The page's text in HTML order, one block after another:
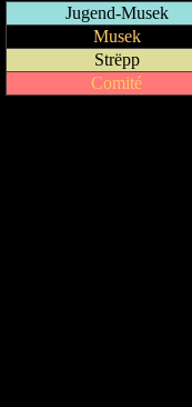
Jugend-Musek
Musek
Strëpp
Comité